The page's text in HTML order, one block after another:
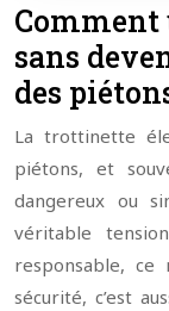
sans
des
La trottinette
piétons, et
dangereux ou
véritable
responsable, ce
sécurité, c’est